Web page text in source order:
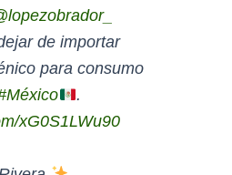
de importar
para consumo
.
xG0S1LWu90